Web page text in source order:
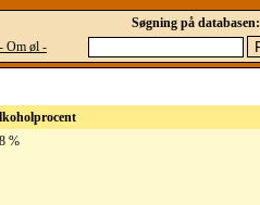
Søgning på databasen:
- Om øl -
%